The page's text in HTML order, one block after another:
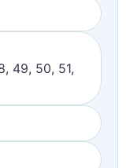
49, 50, 51,